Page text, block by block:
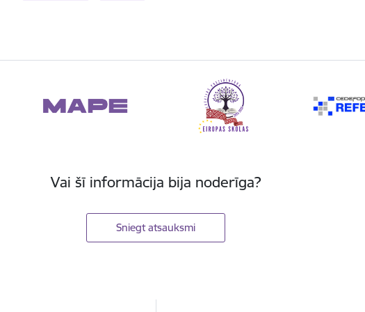
Vai šī informācija bija noderīga?
Sniegt atsauksmi